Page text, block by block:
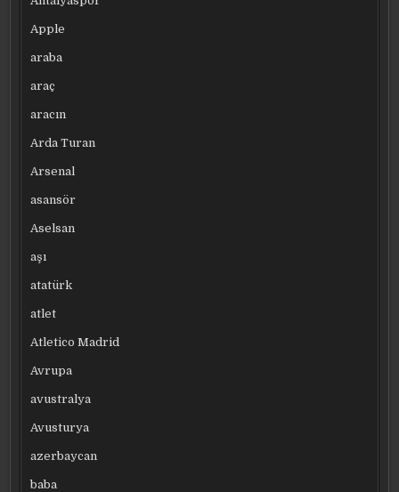
Apple
araba
araç
aracın
Arda Turan
Arsenal
asansör
Aselsan
aşı
atatürk
atlet
Atletico Madrid
Avrupa
avustralya
Avusturya
azerbaycan
baba